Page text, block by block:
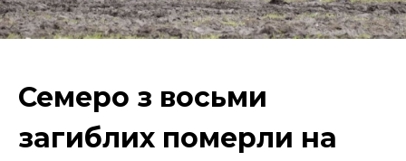
Семеро з восьми
загиблих померли на